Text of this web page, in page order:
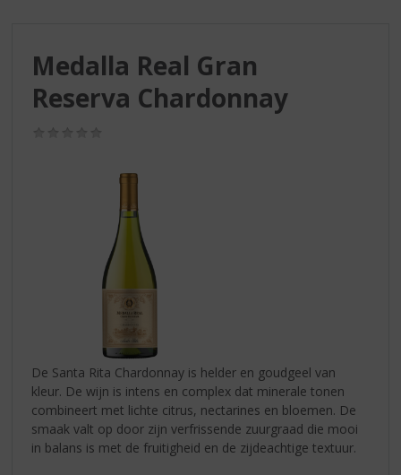
Medalla Real Gran
Reserva Chardonnay
De Santa Rita Chardonnay is helder en goudgeel van
kleur. De wijn is intens en complex dat minerale tonen
combineert met lichte citrus, nectarines en bloemen. De
smaak valt op door zijn verfrissende zuurgraad die mooi
in balans is met de fruitigheid en de zijdeachtige textuur.